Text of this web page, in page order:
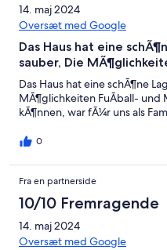
14. maj 2024
Oversæt med Google
Das Haus hat eine
sauber, Die
Das Haus hat eine schÃ¶ne
MÃ¶glichkeiten FuÃball-
kÃ¶nnen, war fÃ¼r uns als
0
Fra en partnerside
10/10 Fremragende
14. maj 2024
Oversæt med Google